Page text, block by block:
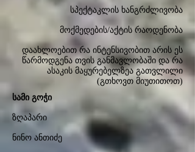
სპექტაკლის ხანგრძლივობა
მოქმედების/აქტის რაოდენობა
დაახლოებით რა ინტენსივობით არის ეს
წარმოდგენა თვის განმავლობაში და რა
ასაკის მაყურებელზეა გათვლილი
(გთხოვთ მიუთითოთ)
სამი გოჭი
ზღაპარი
ნინო ანთიძე